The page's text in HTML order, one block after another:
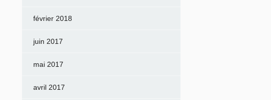
février 2018
juin 2017
mai 2017
avril 2017